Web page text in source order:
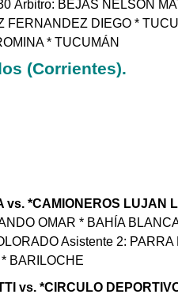
Árbitro: BEJAS NELSON
FERNANDEZ DIEGO *
* TUCUMÁN
(Corrientes).
vs. *CAMIONEROS LUJAN
OMAR * BAHÍA
Asistente 2:
BARILOCHE
vs. *CIRCULO